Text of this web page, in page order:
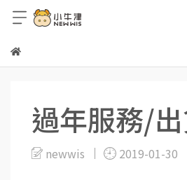
過年服務/
newwis 2019-01-30